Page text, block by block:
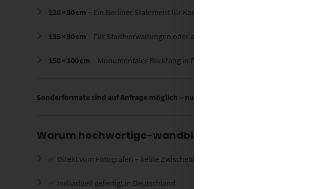
120 × 80 cm – Ein Berliner Statement für Konferenz- oder Besprechungsräume
135 × 90 cm – Für Stadtverwaltungen oder architektonische Empfangsbereiche
150 × 100 cm – Monumentaler Blickfang in Foyers oder Unternehmenszentralen
Sonderformate sind auf Anfrage möglich – nutze dazu einfach unser
Warum hochwertige-wandbilder.de?
✅ Direkt vom Fotografen – keine Zwischenhändler
✅ Individuell gefertigt in Deutschland